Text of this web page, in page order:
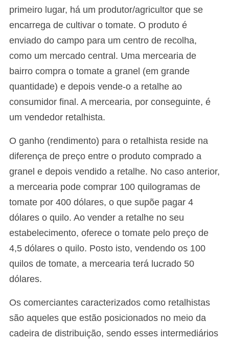
primeiro lugar, há um produtor/agricultor que se
encarrega de cultivar o tomate. O produto é
enviado do campo para um centro de recolha,
como um mercado central. Uma mercearia de
bairro compra o tomate a granel (em grande
quantidade) e depois vende-o a retalhe ao
consumidor final. A mercearia, por conseguinte, é
um vendedor retalhista.
O ganho (rendimento) para o retalhista reside na
diferença de preço entre o produto comprado a
granel e depois vendido a retalhe. No caso anterior,
a mercearia pode comprar 100 quilogramas de
tomate por 400 dólares, o que supõe pagar 4
dólares o quilo. Ao vender a retalhe no seu
estabelecimento, oferece o tomate pelo preço de
4,5 dólares o quilo. Posto isto, vendendo os 100
quilos de tomate, a mercearia terá lucrado 50
dólares.
Os comerciantes caracterizados como retalhistas
são aqueles que estão posicionados no meio da
cadeira de distribuição, sendo esses intermediários